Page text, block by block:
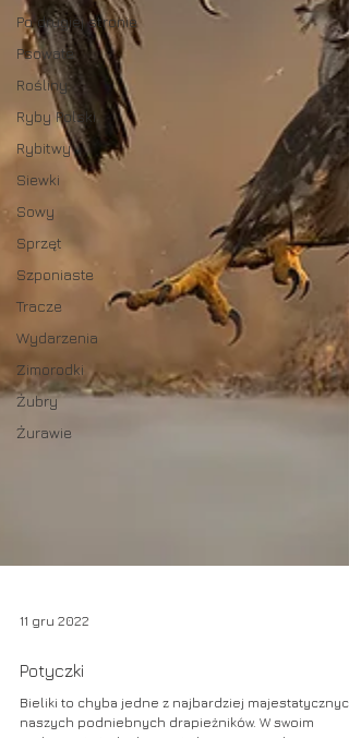
Po drugiej stronie
Psowate
Rośliny
Ryby Polski
Rybitwy
Siewki
Sowy
Sprzęt
Szponiaste
Tracze
Wydarzenia
Zimorodki
Żubry
Żurawie
Potyczki
Bieliki to chyba jedne z najbardziej majestatycznych